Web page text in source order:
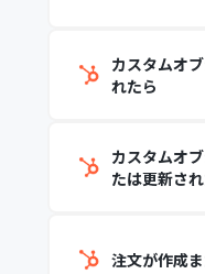
カスタムオ
れたら
カスタムオ
たは更新さ
注文が作成